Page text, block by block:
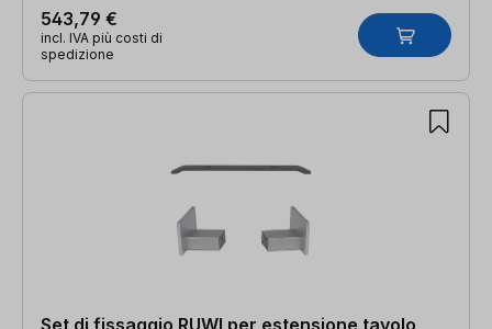
543,79 €
incl. IVA più costi di
spedizione
Set di fissaggio RUWI per estensione tavolo